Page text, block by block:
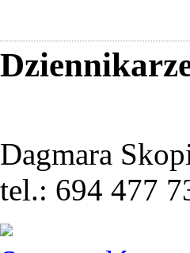
Dagmara
tel.: 694 477